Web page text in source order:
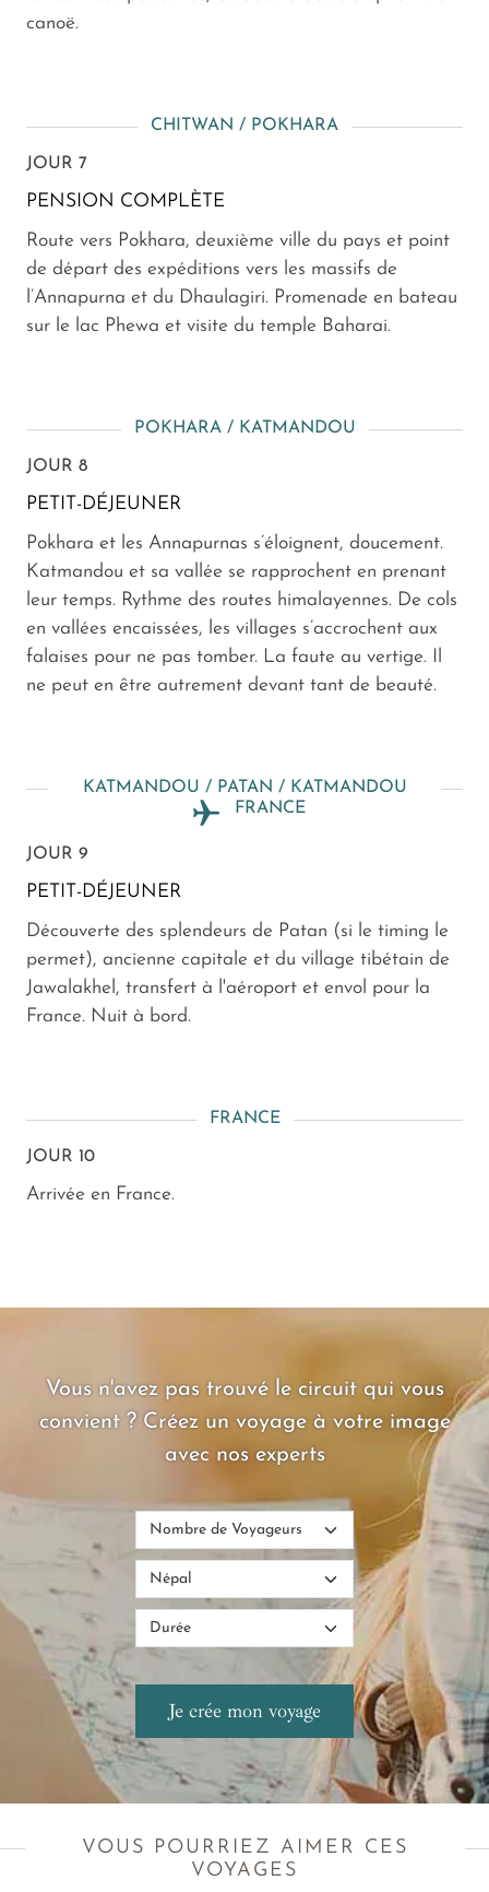
canoë.
CHITWAN / POKHARA
JOUR 7
PENSION COMPLÈTE
Route vers Pokhara, deuxième ville du pays et point
de départ des expéditions vers les massifs de
l’Annapurna et du Dhaulagiri. Promenade en bateau
sur le lac Phewa et visite du temple Baharai.
POKHARA / KATMANDOU
JOUR 8
PETIT-DÉJEUNER
Pokhara et les Annapurnas s’éloignent, doucement.
Katmandou et sa vallée se rapprochent en prenant
leur temps. Rythme des routes himalayennes. De cols
en vallées encaissées, les villages s’accrochent aux
falaises pour ne pas tomber. La faute au vertige. Il
ne peut en être autrement devant tant de beauté.
KATMANDOU / PATAN / KATMANDOU
FRANCE
JOUR 9
PETIT-DÉJEUNER
Découverte des splendeurs de Patan (si le timing le
permet), ancienne capitale et du village tibétain de
Jawalakhel, transfert à l'aéroport et envol pour la
France. Nuit à bord.
FRANCE
JOUR 10
Arrivée en France.
Vous n'avez pas trouvé le circuit qui vous
convient ? Créez un voyage à votre image
avec nos experts
VOUS POURRIEZ AIMER CES
VOYAGES